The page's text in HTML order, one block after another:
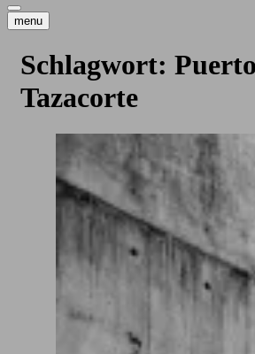
menu
Schlagwort: Puerto
Tazacorte